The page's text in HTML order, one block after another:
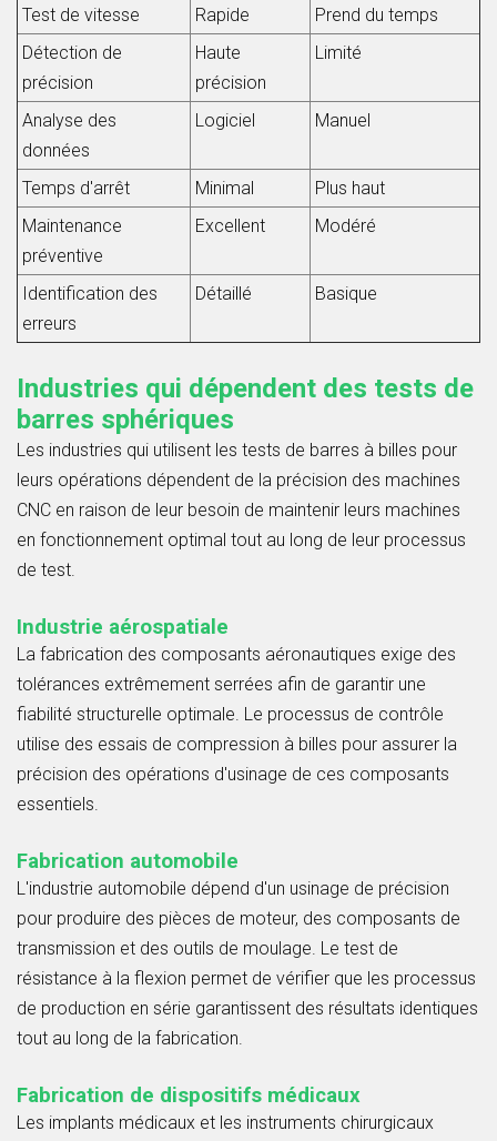
Test de vitesse Rapide
Prend du temps
Détection de
précision
Haute
précision
Limité
Analyse des
données
Logiciel Manuel
Temps d'arrêt Minimal
Plus haut
Maintenance
préventive
Excellent Modéré
Identification des
erreurs
Détaillé Basique
Industries qui dépendent des tests de
barres sphériques
Les industries qui utilisent les tests de barres à billes pour
leurs opérations dépendent de la précision des machines
CNC en raison de leur besoin de maintenir leurs machines
en fonctionnement optimal tout au long de leur processus
de test.
Industrie aérospatiale
La fabrication des composants aéronautiques exige des
tolérances extrêmement serrées afin de garantir une
fiabilité structurelle optimale. Le processus de contrôle
utilise des essais de compression à billes pour assurer la
précision des opérations d'usinage de ces composants
essentiels.
Fabrication automobile
L'industrie automobile dépend d'un usinage de précision
pour produire des pièces de moteur, des composants de
transmission et des outils de moulage. Le test de
résistance à la flexion permet de vérifier que les processus
de production en série garantissent des résultats identiques
tout au long de la fabrication.
Fabrication de dispositifs médicaux
Les implants médicaux et les instruments chirurgicaux